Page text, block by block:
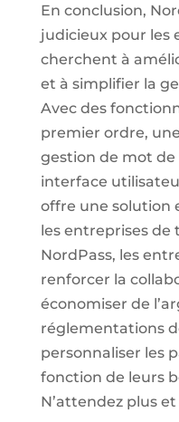
En conclusion,
judicieux pour les
cherchent à
et à simplifier la
Avec des
premier ordre,
gestion de mot de
interface
offre une solution
les entreprises de
NordPass, les
renforcer la
économiser de
réglementations
personnaliser les
fonction de leurs
N’attendez plus